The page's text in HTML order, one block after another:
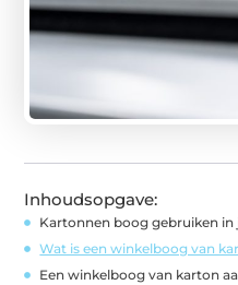
Inhoudsopgave:
Kartonnen boog gebruiken
Wat is een winkelboog van
Een winkelboog van karton